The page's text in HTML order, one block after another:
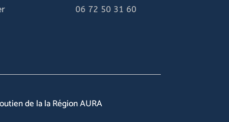
06 72 50 31 60
de la la Région AURA